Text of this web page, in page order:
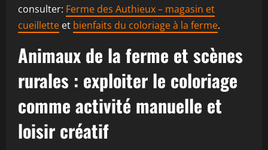
consulter: Ferme des Authieux – magasin et
cueillette et bienfaits du coloriage à la ferme.
Animaux de la ferme et scènes
rurales : exploiter le coloriage
comme activité manuelle et
loisir créatif